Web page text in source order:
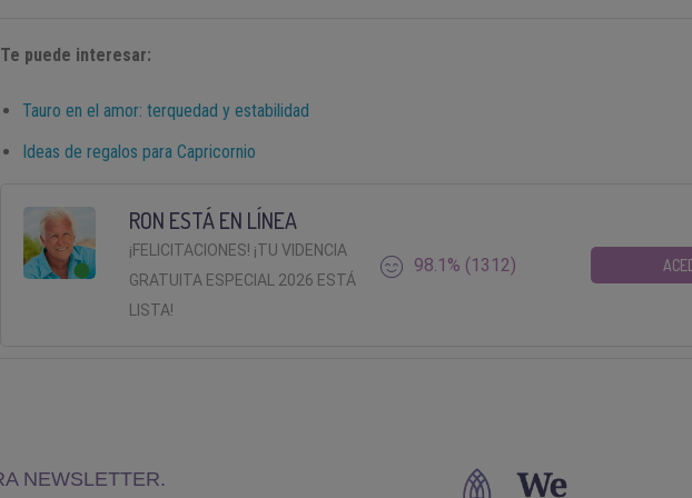
Te puede interesar:
Tauro en el amor: terquedad y estabilidad
Ideas de regalos para Capricornio
RON ESTÁ EN LÍNEA
¡FELICITACIONES! ¡TU VIDENCIA
GRATUITA ESPECIAL 2026 ESTÁ
LISTA!
98.1% (1312)